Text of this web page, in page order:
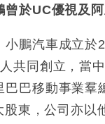
曾於UC優視及
小鵬汽車成立於
共同創立，當
巴移動事業羣
東，公司亦以